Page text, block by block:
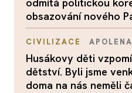
obsazování nového
CIVILIZACE
Husákovy děti
dětství. Byli jsme
doma na nás neměli